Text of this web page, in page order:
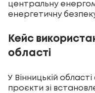
центральну
енергетичну
Кейс
області
У Вінницькій
проєкти зі